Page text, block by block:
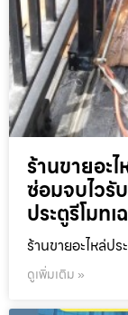
ร้านขายอะ
ซ่อมจบไวรั
ประตูรีโมท
ร้านขายอะไหล่ป
ดูเพิ่มเติม »